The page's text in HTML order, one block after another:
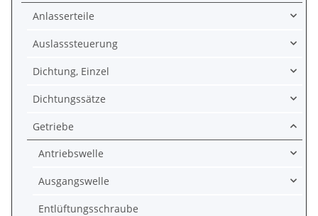
Anlasserteile
Auslasssteuerung
Dichtung, Einzel
Dichtungssätze
Getriebe
Antriebswelle
Ausgangswelle
Entlüftungsschraube